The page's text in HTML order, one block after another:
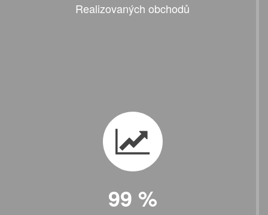
Realizovaných obchodů
99 %